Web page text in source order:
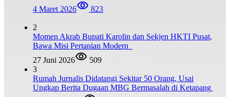
4 Maret 2026
823
2
Momen Akrab Bupati Karolin dan Sekjen HKTI Pusat,
Bawa Misi Pertanian Modern
27 Juni 2026
509
3
Rumah Jurnalis Didatangi Sekitar 50 Orang, Usai
Ungkap Berita Dugaan MBG Bermasalah di Ketapang